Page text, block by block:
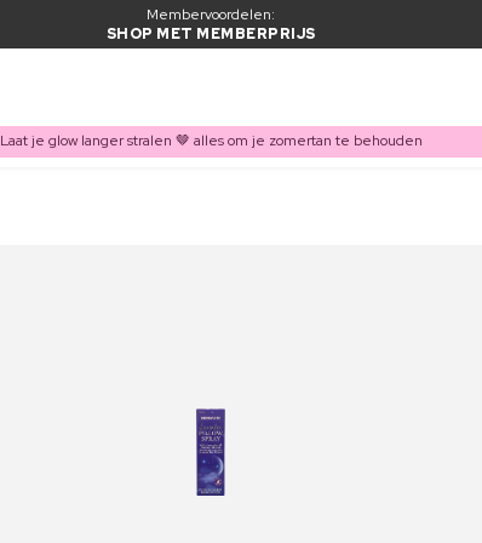
Membervoordelen:
SHOP MET MEMBERPRIJS
Laat je glow langer stralen 🤎 alles om je zomertan te behouden